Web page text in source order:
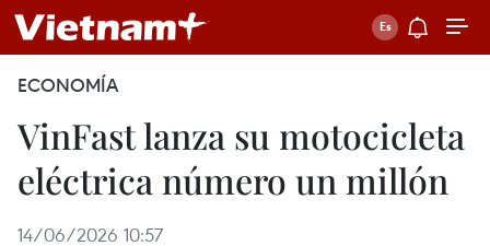
ECONOMÍA
VinFast lanza su motocicleta
eléctrica número un millón
14/06/2026 10:57